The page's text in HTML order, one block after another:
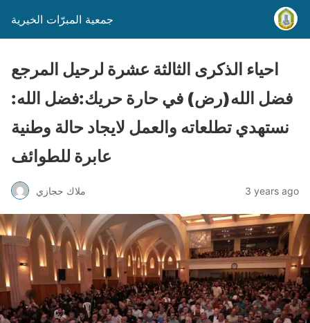
جمعية المبرّات الخيرية
احياء الذكرى الثالثة عشرة لرحيل المرجع
فضل الله(رض) في حارة حريك:فضل الله:
نستهدي تطلعاته والعمل لايجاد حالة وطنية
عابرة للطوائف
ملاك حجازي 3 years ago